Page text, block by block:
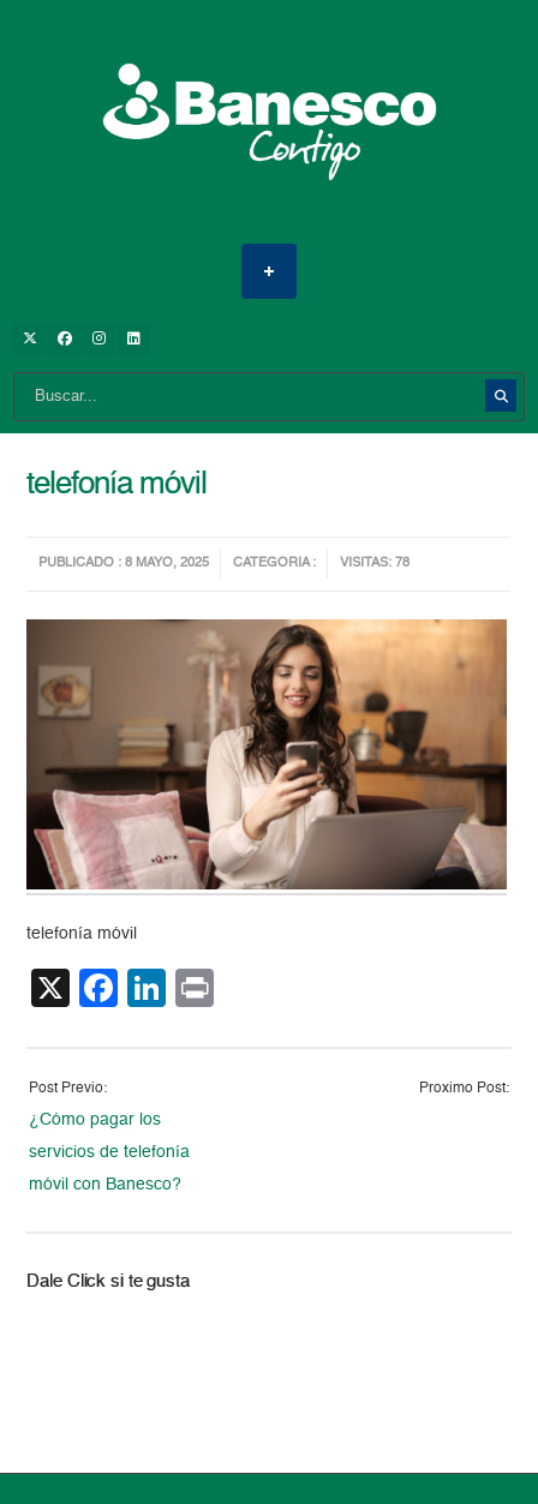
telefonía móvil
PUBLICADO : 8 MAYO, 2025 CATEGORIA : VISITAS: 78
telefonía móvil
X Facebook
LinkedIn
Post Previo:
¿Cómo pagar los
servicios de telefonía
móvil con Banesco?
Proximo Post:
Dale Click si te gusta